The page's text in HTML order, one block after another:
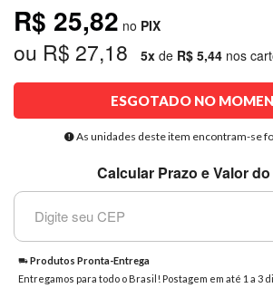
PROMOÇÕES
MARCAS
CENTRAL
ATENDIMENTO
8363
Chat
R$ 25,82 no PIX
ou R$ 27,18 5x de R$ 5,44 nos
ESGOTADO NO
As unidades deste item encontram-se
Calcular Prazo e Valor
Produtos Pronta-Entrega
Entregamos para todo o Brasil! Postagem em até 1 a 3